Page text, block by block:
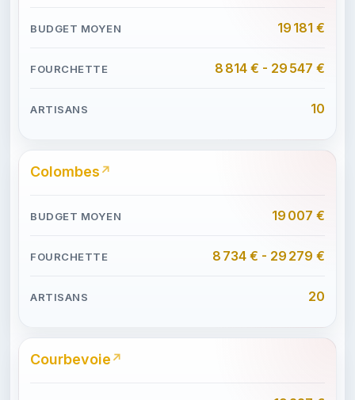
19 181 €
8 814 € - 29 547 €
10
Colombes
19 007 €
8 734 € - 29 279 €
20
Courbevoie